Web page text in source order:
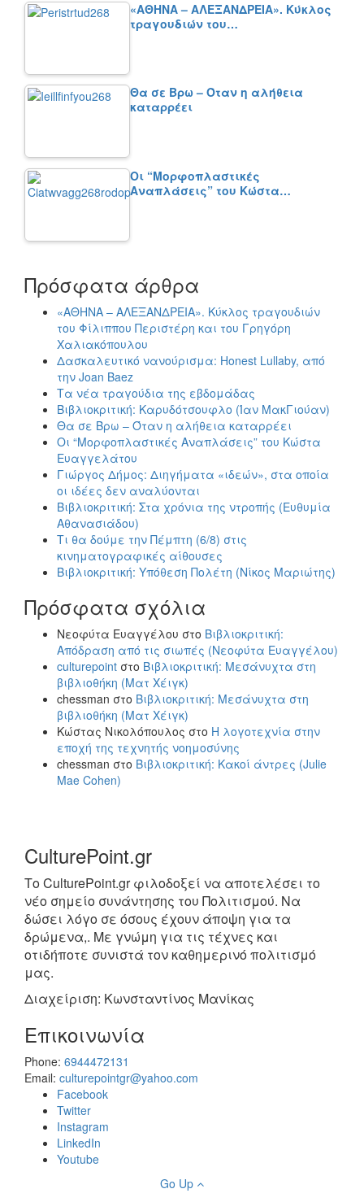
«ΑΘΗΝΑ – ΑΛΕΞΑΝΔΡΕΙΑ». Κύκλος
τραγουδιών του…
Θα σε Βρω – Όταν η αλήθεια
καταρρέει
Οι “Μορφοπλαστικές
Αναπλάσεις” του Κώστα…
Πρόσφατα άρθρα
«ΑΘΗΝΑ – ΑΛΕΞΑΝΔΡΕΙΑ». Κύκλος τραγουδιών
του Φίλιππου Περιστέρη και του Γρηγόρη
Χαλιακόπουλου
Δασκαλευτικό νανούρισμα: Honest Lullaby, από
την Joan Baez
Τα νέα τραγούδια της εβδομάδας
Βιβλιοκριτική: Καρυδότσουφλο (Ίαν ΜακΓιούαν)
Θα σε Βρω – Όταν η αλήθεια καταρρέει
Οι “Μορφοπλαστικές Αναπλάσεις” του Κώστα
Ευαγγελάτου
Γιώργος Δήμος: Διηγήματα «ιδεών», στα οποία
οι ιδέες δεν αναλύονται
Βιβλιοκριτική: Στα χρόνια της ντροπής (Ευθυμία
Αθανασιάδου)
Τι θα δούμε την Πέμπτη (6/8) στις
κινηματογραφικές αίθουσες
Βιβλιοκριτική: Υπόθεση Πολέτη (Νίκος Μαριώτης)
Πρόσφατα σχόλια
Νεοφύτα Ευαγγέλου στο Βιβλιοκριτική:
Απόδραση από τις σιωπές (Νεοφύτα Ευαγγέλου)
culturepoint στο Βιβλιοκριτική: Μεσάνυχτα στη
βιβλιοθήκη (Ματ Χέιγκ)
chessman στο Βιβλιοκριτική: Μεσάνυχτα στη
βιβλιοθήκη (Ματ Χέιγκ)
Κώστας Νικολόπουλος στο Η λογοτεχνία στην
εποχή της τεχνητής νοημοσύνης
chessman στο Βιβλιοκριτική: Κακοί άντρες (Julie
Mae Cohen)
CulturePoint.gr
Το CulturePoint.gr φιλοδοξεί να αποτελέσει το
νέο σημείο συνάντησης του Πολιτισμού. Να
δώσει λόγο σε όσους έχουν άποψη για τα
δρώμενα,. Με γνώμη για τις τέχνες και
οτιδήποτε συνιστά τον καθημερινό πολιτισμό
μας.
Διαχείριση: Κωνσταντίνος Μανίκας
Επικοινωνία
Phone: 6944472131
Email: culturepointgr@yahoo.com
Facebook
Twitter
Instagram
LinkedIn
Youtube
Go Up